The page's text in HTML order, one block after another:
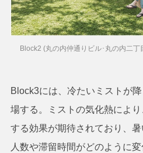
Block2 (丸の内仲通りビル･丸の内二
Block3には、冷たいミストが
場する。ミストの気化熱によ
する効果が期待されており、
人数や滞留時間がどのように変